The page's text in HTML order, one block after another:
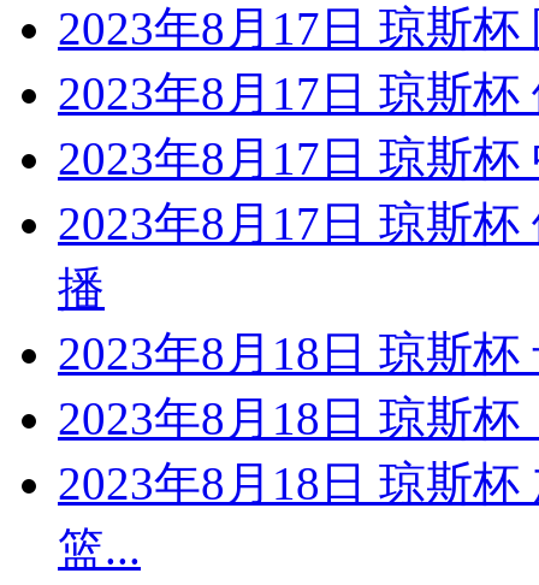
2023年8月17日 琼斯
2023年8月17日 琼斯
2023年8月17日 琼斯
2023年8月17日 琼斯
播
2023年8月18日 琼斯
2023年8月18日 琼斯
2023年8月18日 琼斯
篮...